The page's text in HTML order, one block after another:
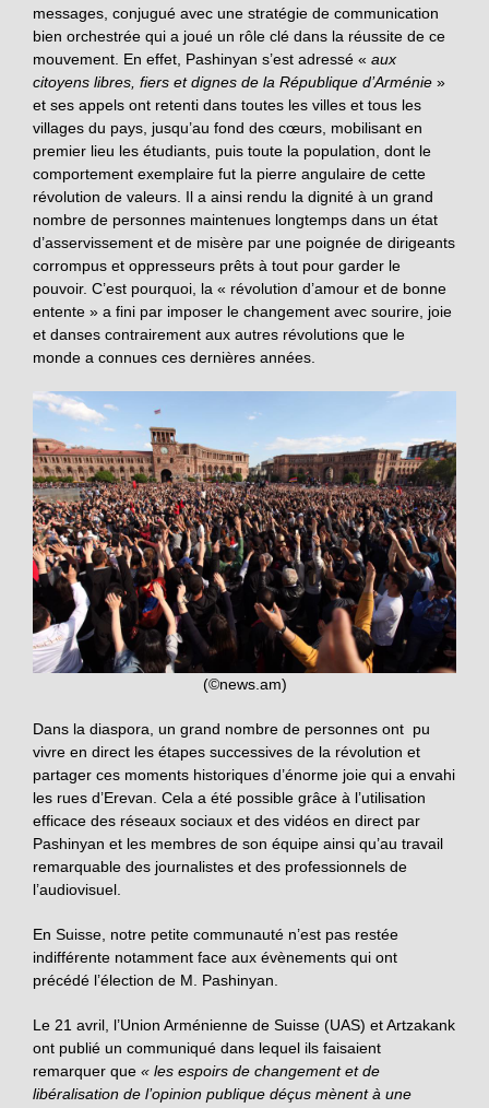
messages, conjugué avec une stratégie de communication
bien orchestrée qui a joué un rôle clé dans la réussite de ce
mouvement. En effet, Pashinyan s’est adressé « aux
citoyens libres, fiers et dignes de la République d’Arménie »
et ses appels ont retenti dans toutes les villes et tous les
villages du pays, jusqu’au fond des cœurs, mobilisant en
premier lieu les étudiants, puis toute la population, dont le
comportement exemplaire fut la pierre angulaire de cette
révolution de valeurs. Il a ainsi rendu la dignité à un grand
nombre de personnes maintenues longtemps dans un état
d’asservissement et de misère par une poignée de dirigeants
corrompus et oppresseurs prêts à tout pour garder le
pouvoir. C’est pourquoi, la « révolution d’amour et de bonne
entente » a fini par imposer le changement avec sourire, joie
et danses contrairement aux autres révolutions que le
monde a connues ces dernières années.
(©news.am)
Dans la diaspora, un grand nombre de personnes ont pu
vivre en direct les étapes successives de la révolution et
partager ces moments historiques d’énorme joie qui a envahi
les rues d’Erevan. Cela a été possible grâce à l’utilisation
efficace des réseaux sociaux et des vidéos en direct par
Pashinyan et les membres de son équipe ainsi qu’au travail
remarquable des journalistes et des professionnels de
l’audiovisuel.
En Suisse, notre petite communauté n’est pas restée
indifférente notamment face aux évènements qui ont
précédé l’élection de M. Pashinyan.
Le 21 avril, l’Union Arménienne de Suisse (UAS) et Artzakank
ont publié un communiqué dans lequel ils faisaient
remarquer que « les espoirs de changement et de
libéralisation de l’opinion publique déçus mènent à une